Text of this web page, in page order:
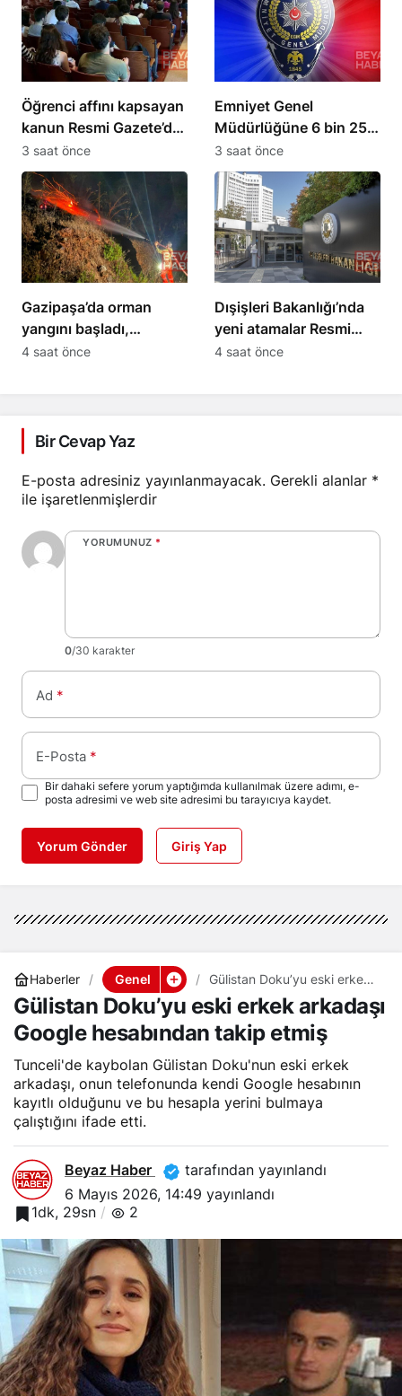
Öğrenci affını kapsayan
kanun Resmi Gazete’de
yayımlandı
3 saat önce
Emniyet Genel
Müdürlüğüne 6 bin 250
kadro ihdas edildi
3 saat önce
Gazipaşa’da orman
yangını başladı,
müdahale sürüyor
4 saat önce
Dışişleri Bakanlığı’nda
yeni atamalar Resmi
Gazete’de yayımlandı
4 saat önce
Bir Cevap Yaz
E-posta adresiniz yayınlanmayacak. Gerekli alanlar *
ile işaretlenmişlerdir
YORUMUNUZ *
0/30 karakter
Ad *
E-Posta *
Bir dahaki sefere yorum yaptığımda kullanılmak üzere adımı, e-
posta adresimi ve web site adresimi bu tarayıcıya kaydet.
Yorum Gönder Giriş Yap
Haberler Genel
Gülistan Doku’yu eski erkek
arkadaşı Google hesabından
takip etmiş
Gülistan Doku’yu eski erkek arkadaşı
Google hesabından takip etmiş
Tunceli'de kaybolan Gülistan Doku'nun eski erkek
arkadaşı, onun telefonunda kendi Google hesabının
kayıtlı olduğunu ve bu hesapla yerini bulmaya
çalıştığını ifade etti.
Beyaz Haber
tarafından yayınlandı
6 Mayıs 2026, 14:49 yayınlandı
1dk, 29sn
2